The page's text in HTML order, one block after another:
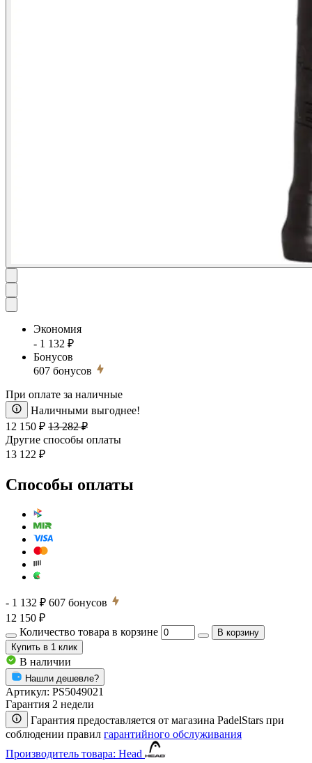
Экономия
- 1 132 ₽
Бонусов
607 бонусов
При оплате за наличные
Наличными выгоднее!
12 150 ₽ 13 282 ₽
Другие способы оплаты
13 122 ₽
Способы оплаты
- 1 132 ₽ 607 бонусов
12 150 ₽
Количество товара в корзине
В корзину
Купить в 1 клик
В наличии
Нашли дешевле?
Артикул: PS5049021
Гарантия 2 недели
Гарантия предоставляется от магазина PadelStars при
соблюдении правил гарантийного обслуживания
Производитель товара: Head